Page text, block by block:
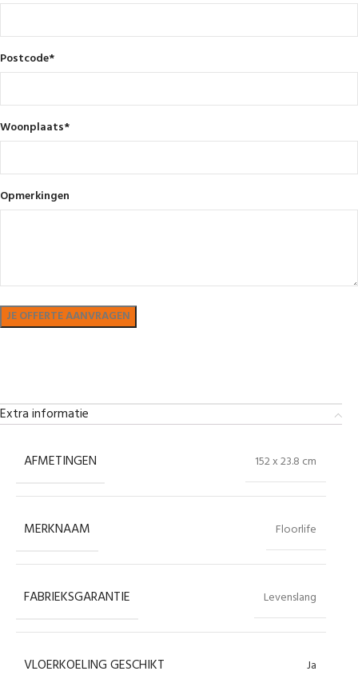
Postcode*
Woonplaats*
Opmerkingen
Extra informatie
AFMETINGEN 152 x 23.8 cm
MERKNAAM Floorlife
FABRIEKSGARANTIE Levenslang
VLOERKOELING GESCHIKT Ja